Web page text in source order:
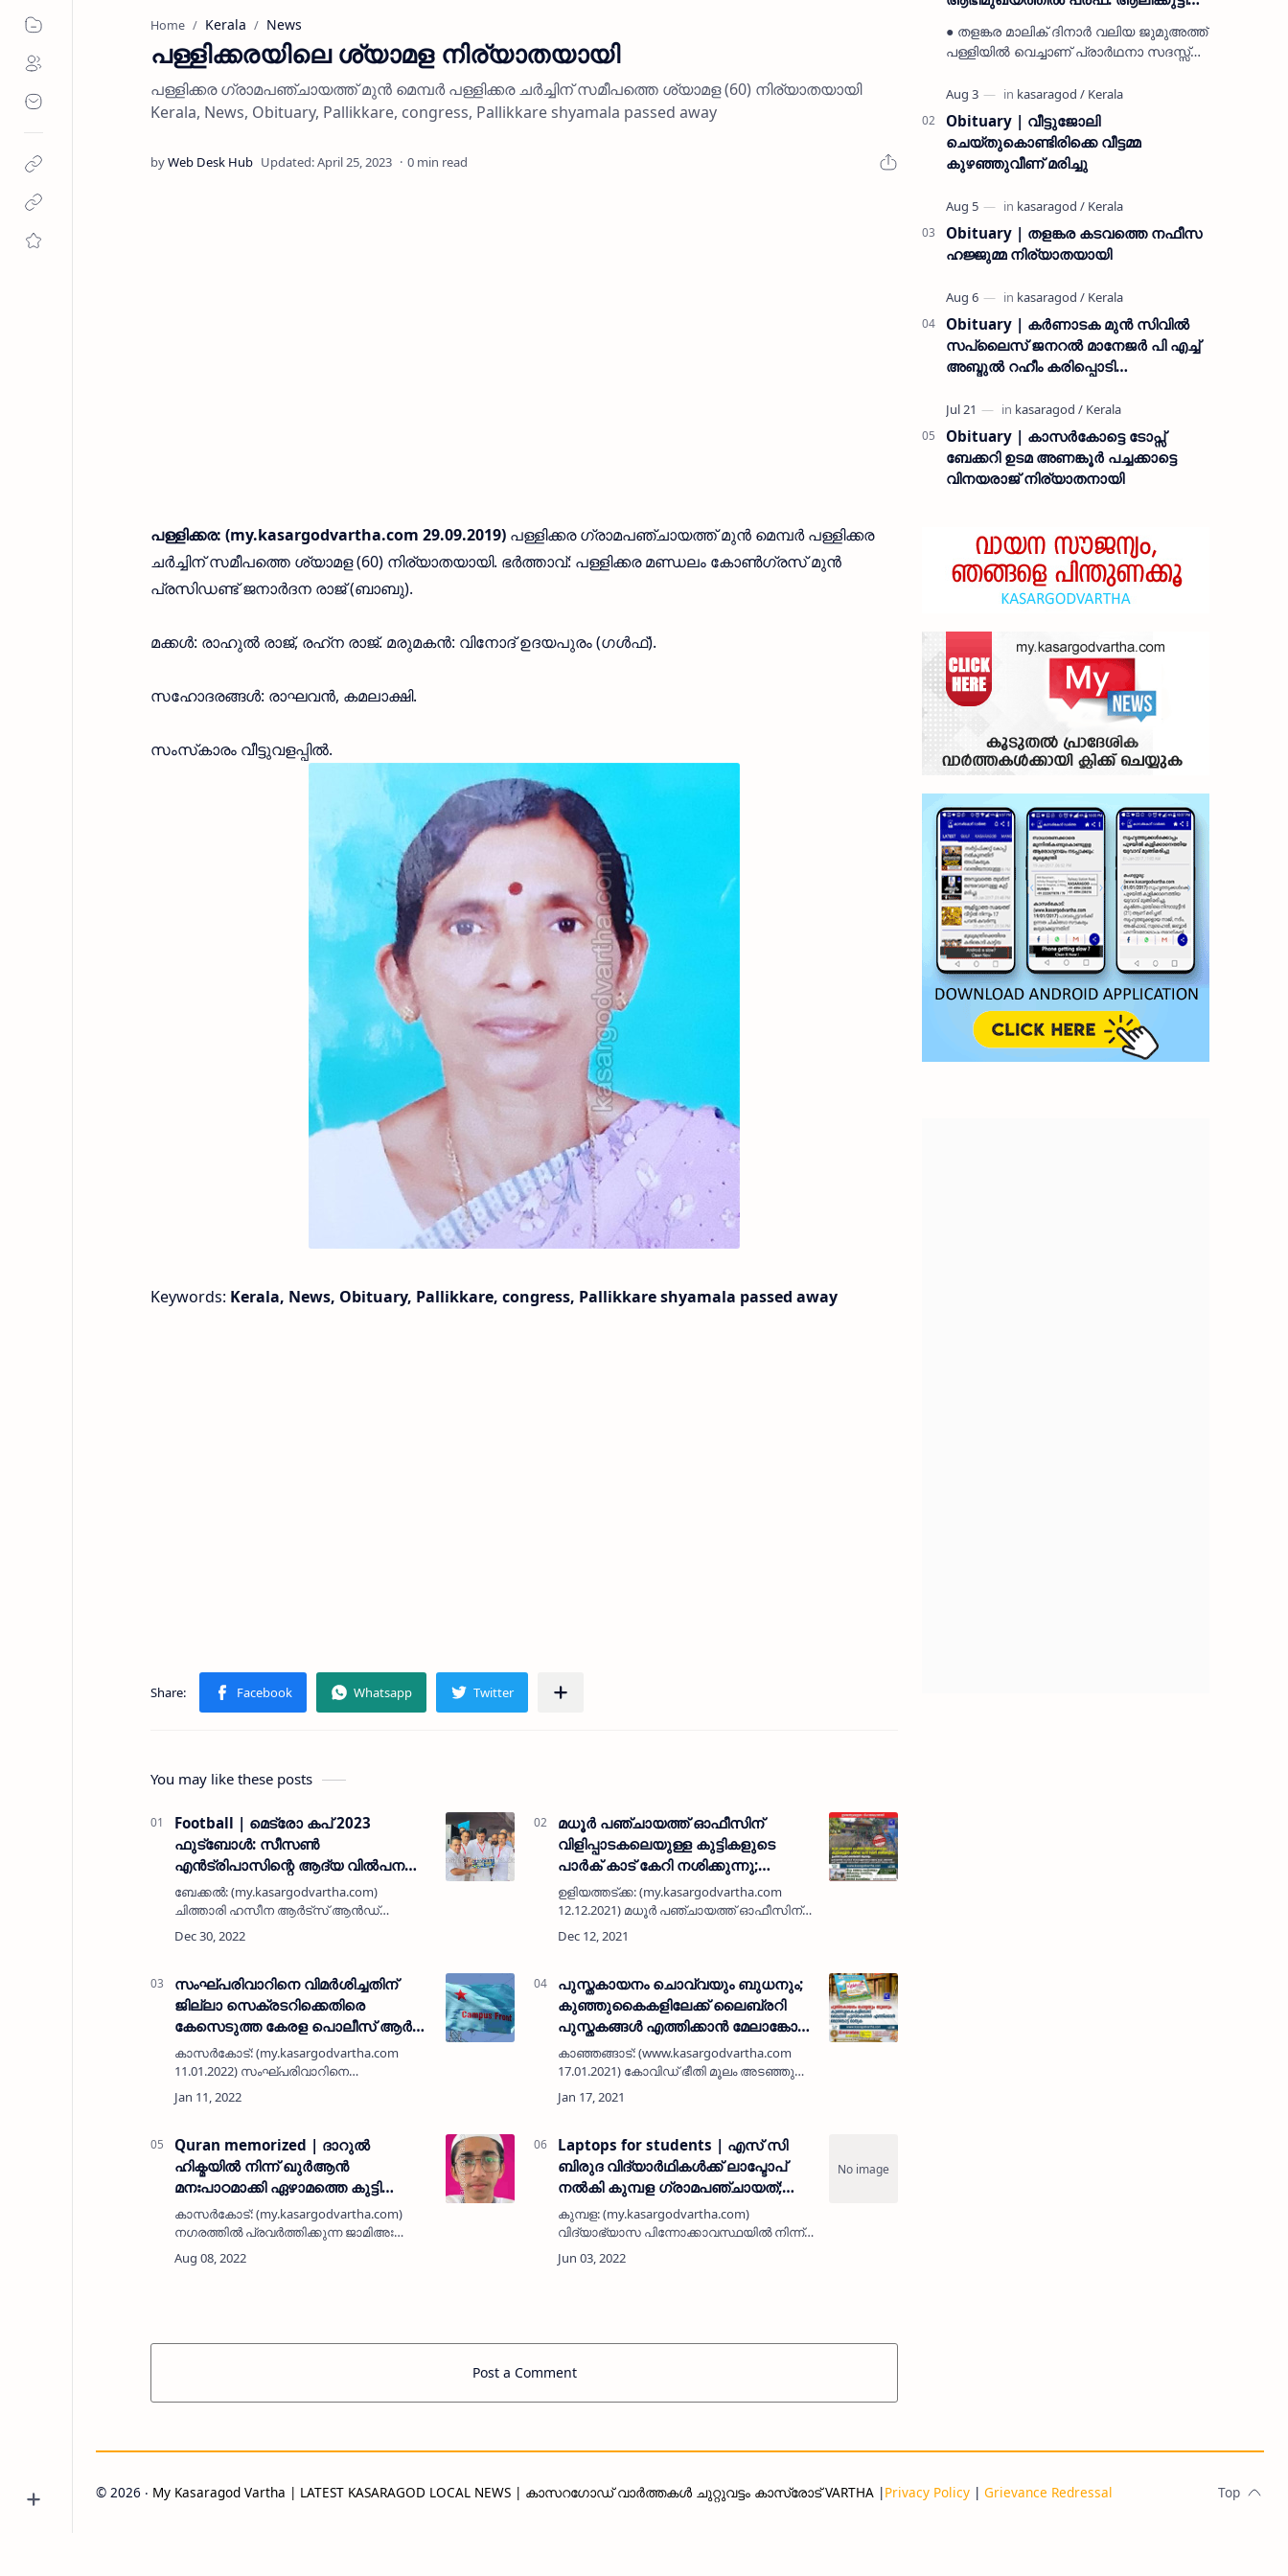
Home Kerala News
പള്ളിക്കരയിലെ ശ്യാമള നിര്യാതയായി
പള്ളിക്കര ഗ്രാമപഞ്ചായത്ത് മുന്‍ മെമ്പര്‍ പള്ളിക്കര ചര്‍ച്ചിന് സമീപത്തെ ശ്യാമള (60) നിര്യാതയായി
Kerala, News, Obituary, Pallikkare, congress, Pallikkare shyamala passed away
0 min read
പള്ളിക്കര: (my.kasargodvartha.com 29.09.2019) പള്ളിക്കര ഗ്രാമപഞ്ചായത്ത് മുന്‍ മെമ്പര്‍ പള്ളിക്കര
ചര്‍ച്ചിന് സമീപത്തെ ശ്യാമള (60) നിര്യാതയായി. ഭര്‍ത്താവ്: പള്ളിക്കര മണ്ഡലം കോണ്‍ഗ്രസ് മുന്‍
പ്രസിഡണ്ട് ജനാര്‍ദന രാജ് (ബാബു).
മക്കള്‍: രാഹുല്‍ രാജ്, രഹ്‌ന രാജ്. മരുമകന്‍: വിനോദ് ഉദയപുരം (ഗള്‍ഫ്).
സഹോദരങ്ങള്‍: രാഘവന്‍, കമലാക്ഷി.
സംസ്‌കാരം വീട്ടുവളപ്പില്‍.
Keywords: Kerala, News, Obituary, Pallikkare, congress, Pallikkare shyamala passed away
You may like these posts
Football | മെട്രോ കപ് 2023
ഫുട്ബോൾ: സീസൺ
എൻട്രിപാസിന്റെ ആദ്യ വിൽപന
മന്ത്രി പിഎ മുഹമ്മദ് റിയാസ്
നിർവഹിച്ചു
ബേക്കൽ: (my.kasargodvartha.com)
ചിത്താരി ഹസീന ആർട്സ് ആൻഡ്
സ്പോർട്സ് ക്ലബ് മെട്രോ മുഹമ്മദ്
ഹാജിയുടെ സ്മരണയിൽ നടത്തുന്ന മെട്രോ
സെവൻസ് ഫുട്ബാൾ ടൂർണമെന്റിന്…
മധൂർ പഞ്ചായത്ത് ഓഫീസിന്
വിളിപ്പാടകലെയുള്ള കുട്ടികളുടെ
പാർക് കാട് കേറി നശിക്കുന്നു;
ഉപയോഗപ്രദമാക്കണമെന്ന്
ആവശ്യം
ഉളിയത്തട്‌ക്ക: (my.kasargodvartha.com
12.12.2021) മധൂർ പഞ്ചായത്ത് ഓഫീസിന്
വിളിപ്പാടകലെ സ്ഥിതി ചെയ്യുന്ന
ചിൽഡ്രൻസ് പാർക്
ഉയരുന്നു. കാട് കെട്ടി മൂടി ഇഴജന്…
സംഘ്പരിവാറിനെ വിമർശിച്ചതിന്
ജില്ലാ സെക്രടറിക്കെതിരെ
കേസെടുത്ത കേരള പൊലീസ് ആർ
എസ് എസിന്റെ ചട്ടുകമാകരുതെന്ന്
ക്യാംപസ് ഫ്രണ്ട്
കാസർകോട്: (my.kasargodvartha.com
11.01.2022) സംഘ്പരിവാറിനെ
വിമർശിച്ചതിന് ജില്ലാ സെക്രടറി ഇസ്ഹാഖ്
ചൂരിക്കെതിരെ കേസെടുത്ത കേരള
ചട്ടുകമാകരുതെന്ന് ക്യാംപസ് ഫ്രണ്ട…
പുസ്തകായനം ചൊവ്വയും ബുധനും;
കുഞ്ഞുകൈകളിലേക്ക് ലൈബ്രറി
പുസ്തകങ്ങൾ എത്തിക്കാൻ മേലാങ്കോട്ട്
മാതൃക
കാഞ്ഞങ്ങാട്: (www.kasargodvartha.com
17.01.2021) കോവിഡ് ഭീതി മൂലം അടഞ്ഞു
കിടക്കുന്ന സ്കൂൾ ലൈബ്രറിയിലെ
പുസ്തകങ്ങൾ കുട്ടികളുടെ
കണ്ണൻ നായർ സ്…
Quran memorized | ദാറുൽ
ഹിക്മയിൽ നിന്ന് ഖുർആൻ
മനഃപാഠമാക്കി ഏഴാമത്തെ കുട്ടി
പുറത്തിറങ്ങി
കാസർകോട്: (my.kasargodvartha.com)
നഗരത്തിൽ പ്രവർത്തിക്കുന്ന ജാമിഅഃ
ദാറുൽ ഹിക്മ ഇസ്ലാമിയ സ്ഥാപനത്തിൽ
നിന്ന് വിശുദ്ധ ഖുർആൻ മനഃപാഠമാക്കി
Laptops for students | എസ് സി
ബിരുദ വിദ്യാർഥികൾക്ക് ലാപ്ടോപ്
നൽകി കുമ്പള ഗ്രാമപഞ്ചായത്;
ലക്ഷ്യം വിദ്യാഭ്യാസ
പിന്നോക്കാവസ്ഥയിൽ നിന്നുള്ള
മുന്നേറ്റം
കുമ്പള: (my.kasargodvartha.com)
വിദ്യാഭ്യാസ പിന്നോക്കാവസ്ഥയിൽ നിന്ന്
പഞ്ചായത് പരിധിയിലെ എസ് സി
വിഭാഗത്തിലെ വിദ്യാർഥികളെ
Post a Comment
മുസ്ലിയാർ അനുസ്മരണം നടത്തി
● തളങ്കര മാലിക് ദിനാർ വലിയ ജുമുഅത്ത്
പള്ളിയിൽ വെച്ചാണ് പ്രാർഥനാ സദസ്സ്
ഉമർ മുസ്ലിയാർ പരിപാടിക്ക് നേതൃത്വം
നൽകി കാസ…
Obituary | വീട്ടുജോലി
ചെയ്തുകൊണ്ടിരിക്കെ വീട്ടമ്മ
കുഴഞ്ഞുവീണ് മരിച്ചു
Obituary | തളങ്കര കടവത്തെ നഫീസ
ഹജ്ജുമ്മ നിര്യാതയായി
Obituary | കർണാടക മുൻ സിവില്‍
സപ്ലൈസ് ജനറൽ മാനേജർ പി എച്ച്
അബ്ദുൽ റഹീം കരിപ്പൊടി
Obituary | കാസർകോട്ടെ ടോപ്സ്
ബേക്കറി ഉടമ അണങ്കൂർ പച്ചക്കാട്ടെ
വിനയരാജ് നിര്യാതനായി
© 2026 ‧ My Kasaragod Vartha | LATEST KASARAGOD LOCAL NEWS | കാസറഗോഡ് വാർത്തകൾ ചുറ്റുവട്ടം കാസ്രോട് VARTHA |Privacy Policy | Grievance Redressal